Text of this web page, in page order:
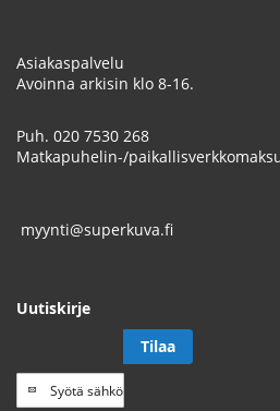
Asiakaspalvelu
Avoinna arkisin klo 8-16.
Puh. 020 7530 268
Matkapuhelin-/
myynti@superkuva.fi
Uutiskirje
Tilaa
uutiskirje
Tilaa